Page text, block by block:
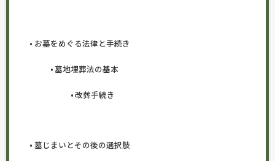
お墓をめぐる法律と手続き
墓地埋葬法の基本
改葬手続き
墓じまいとその後の選択肢